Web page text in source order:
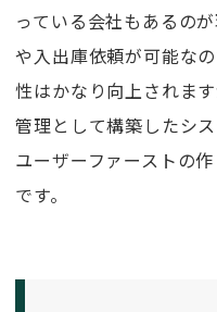
っている会社もあるの
や入出庫依頼が可能な
性はかなり向上されま
管理として構築したシ
ユーザーファーストの
です。